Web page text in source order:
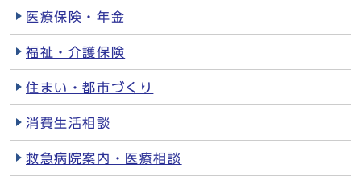
医療保険・年金
福祉・介護保険
住まい・都市づくり
消費生活相談
救急病院案内・医療相談